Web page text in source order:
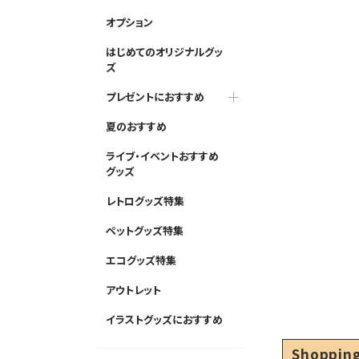
オプション
はじめてのオリジナルグッ
ズ
プレゼントにおすすめ
夏のおすすめ
ライブ・イベントおすすめ
グッズ
レトログッズ特集
ペットグッズ特集
エコグッズ特集
アウトレット
イラストグッズにおすすめ